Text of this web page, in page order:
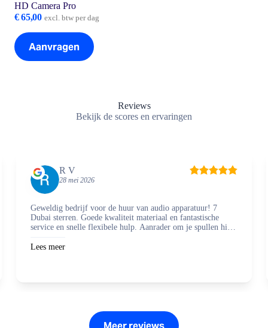
HD Camera Pro
€65,00 excl. btw per dag
Aanvragen
Reviews
Bekijk de scores en ervaringen
R V
28 mei 2026
Geweldig bedrijf voor de huur van audio apparatuur! 7
Dubai sterren. Goede kwaliteit materiaal en fantastische
service en snelle flexibele hulp. Aanrader om je spullen hier
Lees meer